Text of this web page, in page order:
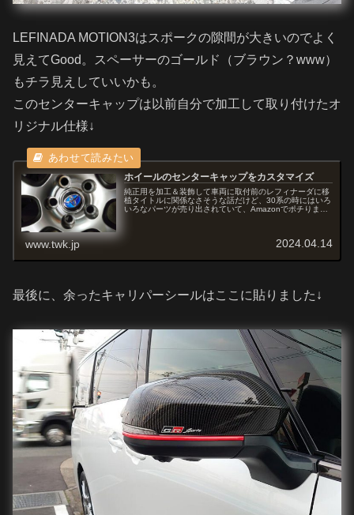
LEFINADA MOTION3はスポークの隙間が大きいのでよく
見えてGood。スペーサーのゴールド（ブラウン？www）
もチラ見えしていいかも。
このセンターキャップは以前自分で加工して取り付けたオ
リジナル仕様↓
ホイールのセンターキャップをカスタマイズ
純正用を加工＆装飾して車両に取付前のレフィナーダに移
植タイトルに関係なさそうな話だけど、30系の時にはいろ
いろなパーツが売り出されていて、Amazonでポチりまく
www.twk.jp 2024.04.14
最後に、余ったキャリパーシールはここに貼りました↓